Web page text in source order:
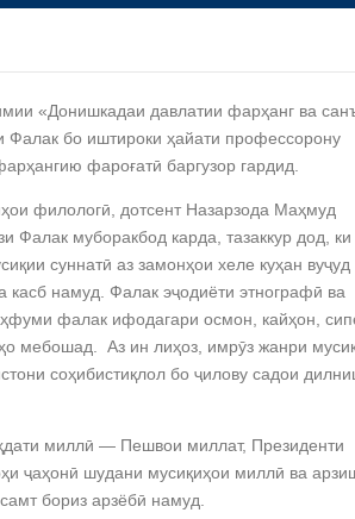
«Донишкадаи давлатии фарҳанг ва
Фалак бо иштироки ҳайати профессорону
фароғатӣ баргузор гардид.
филологӣ, дотсент Назарзода Маҳмуд
Фалак муборакбод карда, тазаккур дод, ки
суннатӣ аз замонҳои хеле куҳан вуҷуд
касб намуд. Фалак эҷодиёти этнографӣ ва
фалак ифодагари осмон, кайҳон,
мебошад. Аз ин лиҳоз, имрӯз жанри
соҳибистиқлол бо ҷилову садои
миллӣ — Пешвои миллат, Президенти
ҷаҳонӣ шудани мусиқиҳои миллӣ ва
бориз арзёбӣ намуд.